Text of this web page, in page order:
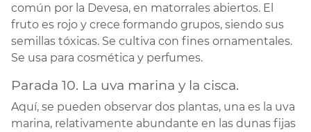
común por la Devesa, en matorrales abiertos. El
fruto es rojo y crece formando grupos, siendo sus
semillas tóxicas. Se cultiva con fines ornamentales.
Se usa para cosmética y perfumes.
Parada 10. La uva marina y la cisca.
Aquí, se pueden observar dos plantas, una es la uva
marina, relativamente abundante en las dunas fijas